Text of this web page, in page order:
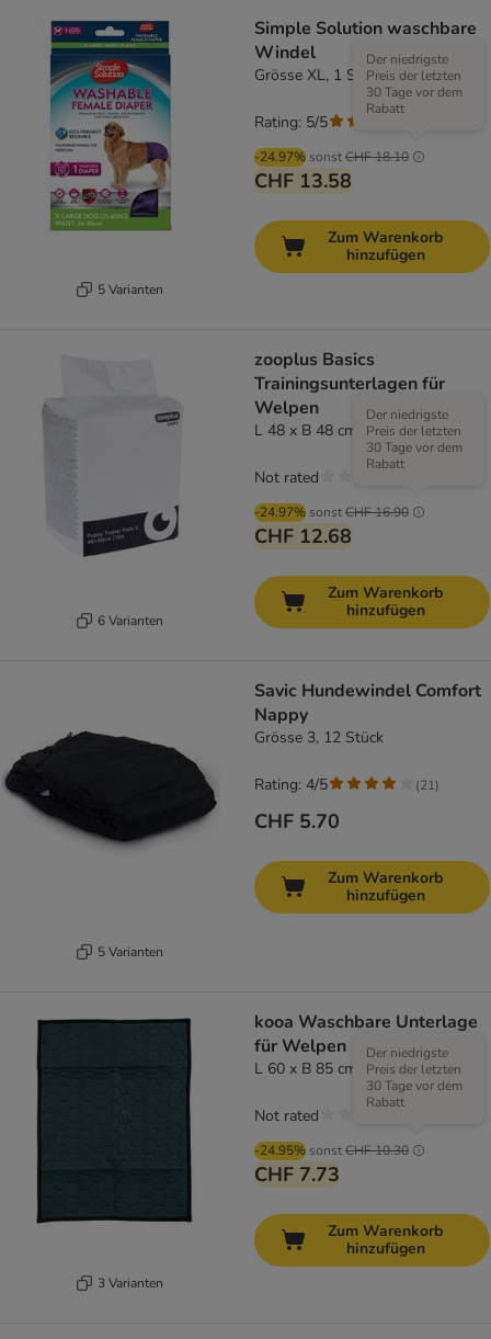
5 Varianten
Simple Solution waschbare
Windel
Grösse XL, 1 Stück
-24.97% sonstCHF 18.10
Der niedrigste
Preis der letzten
30 Tage vor dem
Rabatt
CHF 13.58
Rating: 5/5
Zum Warenkorb
hinzufügen
6 Varianten
zooplus Basics
Trainingsunterlagen für
Welpen
L 48 x B 48 cm, 50 Stück
-24.97% sonstCHF 16.90
Der niedrigste
Preis der letzten
30 Tage vor dem
Rabatt
CHF 12.68
Not rated
Zum Warenkorb
hinzufügen
5 Varianten
Savic Hundewindel Comfort
Nappy
Grösse 3, 12 Stück
CHF 5.70
Rating: 4/5 (21)
Zum Warenkorb
hinzufügen
3 Varianten
kooa Waschbare Unterlage
für Welpen
L 60 x B 85 cm
-24.95% sonstCHF 10.30
Der niedrigste
Preis der letzten
30 Tage vor dem
Rabatt
CHF 7.73
Not rated
Zum Warenkorb
hinzufügen